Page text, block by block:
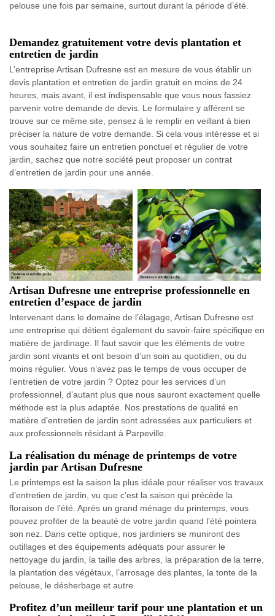
pelouse une fois par semaine, surtout durant la période d’été.
Demandez gratuitement votre devis plantation et
entretien de jardin
L’entreprise Artisan Dufresne est en mesure de vous établir un
devis plantation et entretien de jardin gratuit en moins de 24
heures, mais avant, il est indispensable que vous nous fassiez
parvenir votre demande de devis. Le formulaire y afférent se
trouve sur ce même site, pensez à le remplir en veillant à bien
préciser la nature de votre demande. Si cela vous intéresse et si
vous souhaitez faire un entretien ponctuel et régulier de votre
jardin, sachez que notre société peut proposer un contrat
d’entretien de jardin pour une année.
Artisan Dufresne une entreprise professionnelle en
entretien d’espace de jardin
Intervenant dans le domaine de l’élagage, Artisan Dufresne est
une entreprise qui détient également du savoir-faire spécifique en
matière de jardinage. Il faut savoir que les éléments de votre
jardin sont vivants et ont besoin d’un soin au quotidien, ou du
moins régulier. Vous n’avez pas le temps de vous occuper de
l’entretien de votre jardin ? Optez pour les services d’un
professionnel, d’autant plus que nous sauront exactement quelle
méthode est la plus adaptée. Nos prestations de qualité en
matière d’entretien de jardin sont adressées aux particuliers et
aux professionnels résidant à Parpeville.
La réalisation du ménage de printemps de votre
jardin par Artisan Dufresne
Le printemps est la saison la plus idéale pour réaliser vos travaux
d’entretien de jardin, vu que c’est la saison qui précède la
floraison de l’été. Après un grand ménage du printemps, vous
pouvez profiter de la beauté de votre jardin quand l’été pointera
son nez. Dans cette optique, nos jardiniers se muniront des
outillages et des équipements adéquats pour assurer le
nettoyage du jardin, la taille des arbres, la préparation de la terre,
la plantation des végétaux, l’arrosage des plantes, la tonte de la
pelouse, le désherbage et autre.
Profitez d’un meilleur tarif pour une plantation et un